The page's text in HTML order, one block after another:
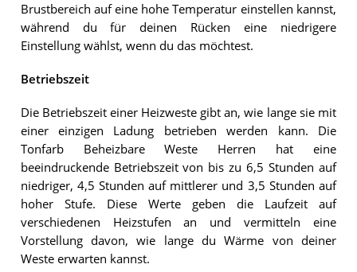
Brustbereich auf eine hohe Temperatur einstellen kannst,
während du für deinen Rücken eine niedrigere
Einstellung wählst, wenn du das möchtest.
Betriebszeit
Die Betriebszeit einer Heizweste gibt an, wie lange sie mit
einer einzigen Ladung betrieben werden kann. Die
Tonfarb Beheizbare Weste Herren hat eine
beeindruckende Betriebszeit von bis zu 6,5 Stunden auf
niedriger, 4,5 Stunden auf mittlerer und 3,5 Stunden auf
hoher Stufe. Diese Werte geben die Laufzeit auf
verschiedenen Heizstufen an und vermitteln eine
Vorstellung davon, wie lange du Wärme von deiner
Weste erwarten kannst.